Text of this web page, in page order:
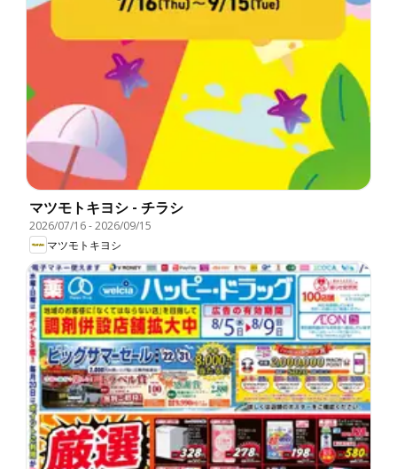
マツモトキヨシ - チラシ
2026/07/16-2026/09/15
マツモトキヨシ